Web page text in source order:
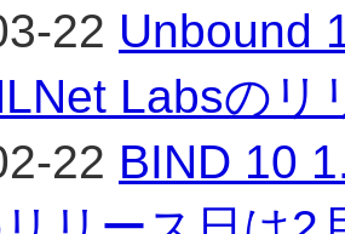
22 Unbound
Labsのリ
22 BIND 10